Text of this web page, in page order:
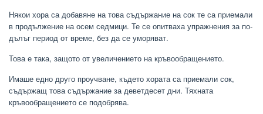
Някои хора са добавяне на това съдържание на сок те са приемали
в продължение на осем седмици. Те се опитваха упражнения за по-
дълъг период от време, без да се уморяват.
Това е така, защото от увеличението на кръвообращението.
Имаше едно друго проучване, където хората са приемали сок,
съдържащ това съдържание за деветдесет дни. Тяхната
кръвообращението се подобрява.